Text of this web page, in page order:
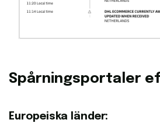
Spårningsportaler
Europeiska länder: